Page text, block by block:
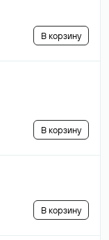
В корзину
В корзину
В корзину